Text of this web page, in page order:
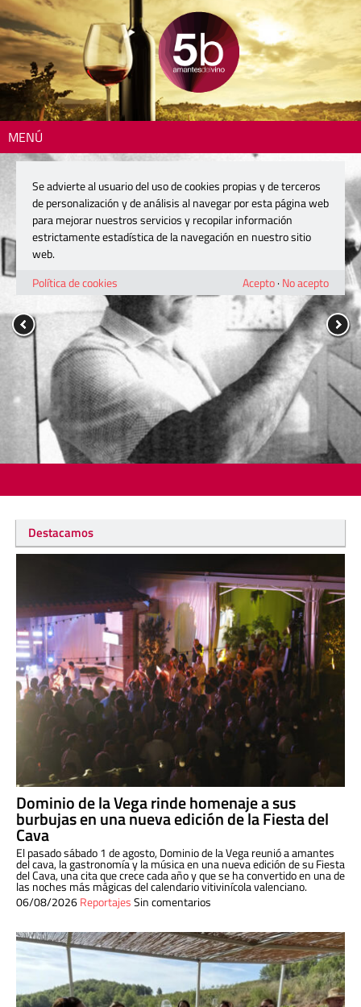
MENÚ
Destacamos
Dominio de la Vega rinde homenaje a sus
burbujas en una nueva edición de la Fiesta del
Cava
El pasado sábado 1 de agosto, Dominio de la Vega reunió a amantes
del cava, la gastronomía y la música en una nueva edición de su Fiesta
del Cava, una cita que crece cada año y que se ha convertido en una de
las noches más mágicas del calendario vitivinícola valenciano.
06/08/2026ReportajesSin comentarios
Se advierte al usuario del uso de cookies propias y de terceros
de personalización y de análisis al navegar por esta página web
para mejorar nuestros servicios y recopilar información
estrictamente estadística de la navegación en nuestro sitio
web.
Política de cookies
Acepto· No acepto